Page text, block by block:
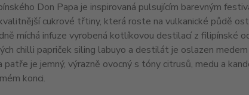
Don Papa je inspirovaná pulsujícím barevným
cukrové třtiny, která roste na vulkanické půdě
míchá infuze vyrobená kotlíkovou destilací z filipínské
chilli papriček siling labuyo a destilát je oslazen
je jemný, výrazně ovocný s tóny citrusů, medu a
konci.